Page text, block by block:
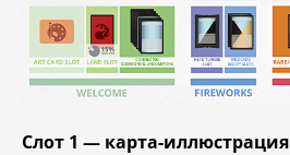
Слот 1 — карта-иллюстрация